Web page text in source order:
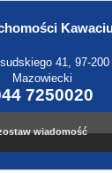
41, 97-
Mazowiecki
7250020
wiadomość